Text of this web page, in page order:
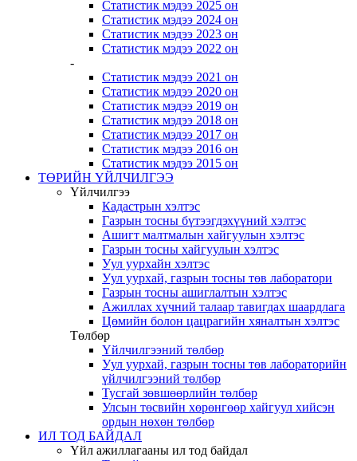
Статистик мэдээ 2025 он
Статистик мэдээ 2024 он
Статистик мэдээ 2023 он
Статистик мэдээ 2022 он
-
Статистик мэдээ 2021 он
Статистик мэдээ 2020 он
Статистик мэдээ 2019 он
Статистик мэдээ 2018 он
Статистик мэдээ 2017 он
Статистик мэдээ 2016 он
Статистик мэдээ 2015 он
ТӨРИЙН ҮЙЛЧИЛГЭЭ
Үйлчилгээ
Кадастрын хэлтэс
Газрын тосны бүтээгдэхүүний хэлтэс
Ашигт малтмалын хайгуулын хэлтэс
Газрын тосны хайгуулын хэлтэс
Уул уурхайн хэлтэс
Уул уурхай, газрын тосны төв лаборатори
Газрын тосны ашиглалтын хэлтэс
Ажиллах хүчний талаар тавигдах шаардлага
Цөмийн болон цацрагийн хяналтын хэлтэс
Төлбөр
Үйлчилгээний төлбөр
Уул уурхай, газрын тосны төв лабораторийн
үйлчилгээний төлбөр
Тусгай зөвшөөрлийн төлбөр
Улсын төсвийн хөрөнгөөр хайгуул хийсэн
ордын нөхөн төлбөр
ИЛ ТОД БАЙДАЛ
Үйл ажиллагааны ил тод байдал